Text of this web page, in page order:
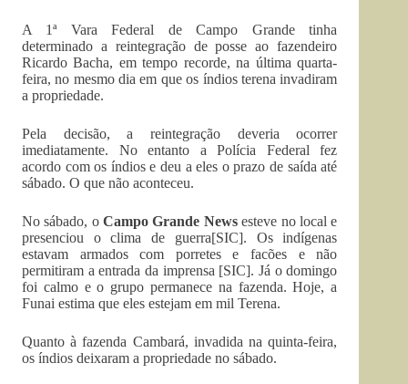
A 1ª Vara Federal de Campo Grande tinha
determinado a reintegração de posse ao fazendeiro
Ricardo Bacha, em tempo recorde, na última quarta-
feira, no mesmo dia em que os índios terena invadiram
a propriedade.
Pela decisão, a reintegração deveria ocorrer
imediatamente. No entanto a Polícia Federal fez
acordo com os índios e deu a eles o prazo de saída até
sábado. O que não aconteceu.
No sábado, oCampo Grande Newsesteve no local e
presenciou o clima de guerra[SIC]. Os indígenas
estavam armados com porretes e facões e não
permitiram a entrada da imprensa [SIC]. Já o domingo
foi calmo e o grupo permanece na fazenda. Hoje, a
Funai estima que eles estejam em mil Terena.
Quanto à fazenda Cambará, invadida na quinta-feira,
os índios deixaram a propriedade no sábado.